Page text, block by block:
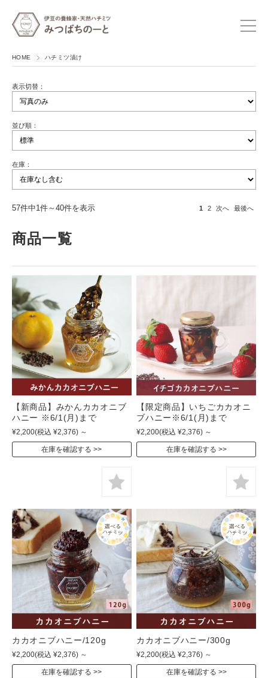
HOME ハチミツ漬け
表示切替：
並び順：
在庫：
57件中1件～40件を表示 1 2 次へ 最後へ
商品一覧
【新商品】みかんカカオニブ
ハニー ※6/1(月)まで
¥2,200(税込 ¥2,376) ～
在庫を確認する
【限定商品】いちごカカオニ
ブハニー※6/1(月)まで
¥2,200(税込 ¥2,376) ～
在庫を確認する
カカオニブハニー/120g
¥2,200(税込 ¥2,376) ～
在庫を確認する
カカオニブハニー/300g
¥2,200(税込 ¥2,376) ～
在庫を確認する